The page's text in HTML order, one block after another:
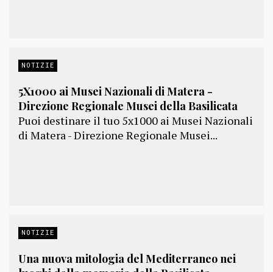
NOTIZIE
5X1000 ai Musei Nazionali di Matera -
Direzione Regionale Musei della Basilicata
Puoi destinare il tuo 5x1000 ai Musei Nazionali
di Matera - Direzione Regionale Musei...
NOTIZIE
Una nuova mitologia del Mediterraneo nei